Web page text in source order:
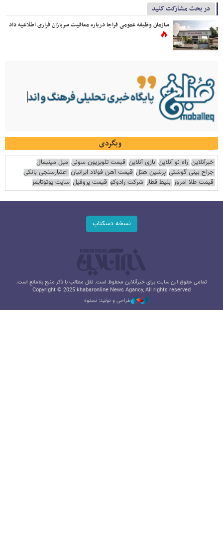
در بحث مشارکت کنید
سازمان وظیفه عمومی فراجا درباره معافیت سربازان فراری اطلاعیه داد
وبگردی
خبرآنلاین راه نو آنلاین بازی آنلاین قیمت تلویزیون سونی مبل مینیمال
جراح بینی گوشتی پرشین هتل قیمت آهن فولاد ایرانیان اعتبارسنجی بانکی
قیمت طلا امروز بلیط قطار شرکت رادوکو قیمت پروفیل سایت یوتوتایمز
نسخه دسکتاپ
تمامی حقوق این سایت برای خبرآنلاین محفوظ است. نقل مطالب با ذکر منبع بلامانع است.
Copyright © 2025 khabaronline News Agancy, All rights reserved
طراحی و تولید: نستوه